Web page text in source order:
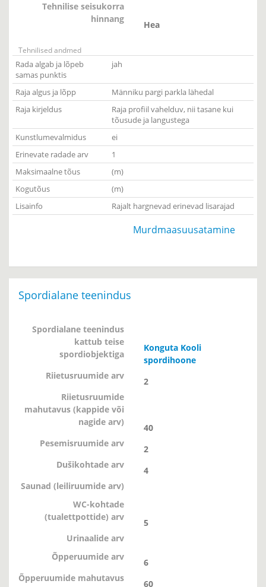
Tehnilise seisukorra
hinnang
Hea
Tehnilised andmed
Rada algab ja lõpeb
samas punktis
jah
Raja algus ja lõpp
Männiku pargi parkla lähedal
Raja kirjeldus
Raja profiil vahelduv, nii tasane kui
tõusude ja langustega
Kunstlumevalmidus
ei
Erinevate radade arv
1
Maksimaalne tõus
(m)
Kogutõus
(m)
Lisainfo
Rajalt hargnevad erinevad lisarajad
Murdmaasuusatamine
Spordialane teenindus
Spordialane teenindus
kattub teise
spordiobjektiga
Konguta Kooli
spordihoone
Riietusruumide arv
2
Riietusruumide
mahutavus (kappide või
nagide arv)
40
Pesemisruumide arv
2
Dušikohtade arv
4
Saunad (leiliruumide arv)
WC-kohtade
(tualettpottide) arv
5
Urinaalide arv
Õpperuumide arv
6
Õpperuumide mahutavus
60